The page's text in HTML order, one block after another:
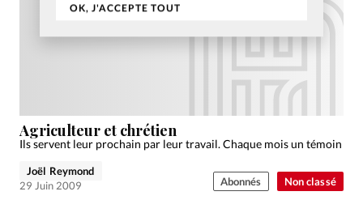
OK, J'ACCEPTE TOUT
Non classé
Agriculteur et chrétien
Ils servent leur prochain par leur travail. Chaque mois un témoin
Joël Reymond
29 Juin 2009
Abonnés